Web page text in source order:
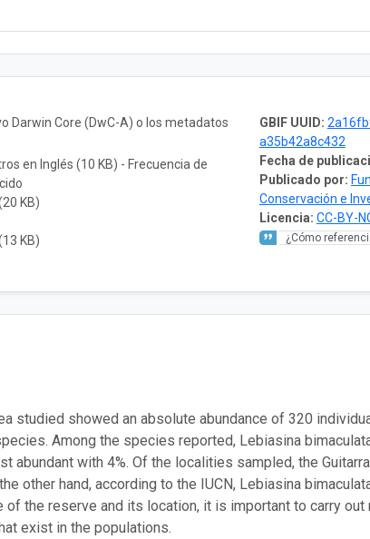
GBIF UUID:
a35b42a8c432
Fecha de
Publicado por:
Conservación e
Licencia: CC-BY-
¿Cómo
Darwin Core (DwC-A) o los metadatos
en Inglés (10 KB) - Frecuencia de
KB)
KB)
studied showed an absolute abundance of 320
Among the species reported, Lebiasina
abundant with 4%. Of the localities sampled, the
other hand, according to the IUCN, Lebiasina
of the reserve and its location, it is important to carry
exist in the populations.